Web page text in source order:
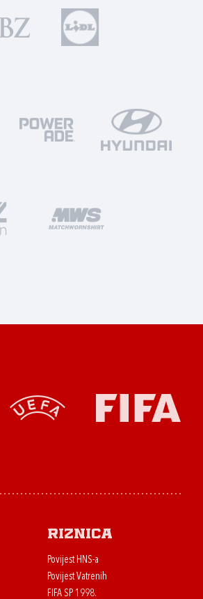
Riznica
Povijest HNS-a
Povijest Vatrenih
FIFA SP 1998.